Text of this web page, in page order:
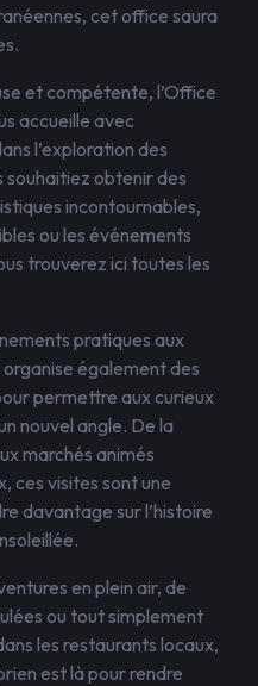
cet office saura
et compétente, l’Office
accueille avec
l’exploration des
souhaitiez obtenir des
incontournables,
ou les événements
trouverez ici toutes les
pratiques aux
également des
permettre aux curieux
nouvel angle. De la
marchés animés
ces visites sont une
davantage sur l’histoire
en plein air, de
ou tout simplement
les restaurants locaux,
est là pour rendre